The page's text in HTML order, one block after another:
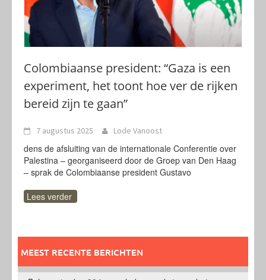
Colombiaanse president: “Gaza is een
experiment, het toont hoe ver de rijken
bereid zijn te gaan”
7 augustus 2025 Lode Vanoost
dens de afsluiting van de internationale Conferentie over
Palestina – georganiseerd door de Groep van Den Haag
– sprak de Colombiaanse president Gustavo
Lees verder
MEEST RECENTE BERICHTEN